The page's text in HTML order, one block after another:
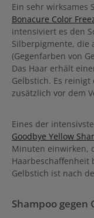
Farbstoffen ist so
und das Haar
werden
erzielt. Farbkorrekturen mit Goodbye Yellow Das Goodbye Yellow
Shampoo kann auch
werden. Für
Korrektur wird
oder heller
Unterton wird das
Gelbstich Shampoo
Wirkung begünstigt. Auch unpigmentiertes Haar kann mit diesem
einzigartigen
und gibt ihm eine
Anwendung: In das feuchte Haar einmassieren und bis zu 5
Minuten
Einwirkzeit und
porösem Haar
Ein sehr wirksames
Bonacure Color
intensiviert es den
Silberpigmente, die
(Gegenfarben von
Das Haar erhält
Gelbstich. Es
zusätzlich vor dem
Eines der
Goodbye Yellow
Minuten einwirken,
Haarbeschaffenheit
Gelbstich ist nach
Shampoo gegen